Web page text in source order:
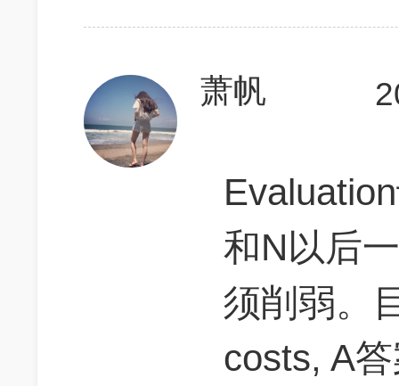
萧帆
和N以后
须削弱。
costs, A